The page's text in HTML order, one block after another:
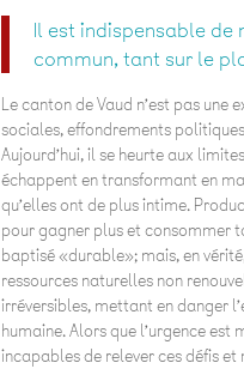
Il est indispensable de
commun, tant sur le
Le canton de Vaud n’est pas
sociales, effondrements
Aujourd’hui, il se heurte aux
échappent en transformant en
qu’elles ont de plus intime.
pour gagner plus et consommer
baptisé «durable»; mais, en
ressources naturelles non
irréversibles, mettant en danger
humaine. Alors que l’urgence
incapables de relever ces défis